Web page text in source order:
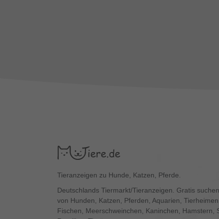
Tieranzeigen zu Hunde, Katzen, Pferde.
Deutschlands Tiermarkt/Tieranzeigen. Gratis
von Hunden, Katzen, Pferden, Aquarien,
Fischen, Meerschweinchen, Kaninchen, Hamstern,